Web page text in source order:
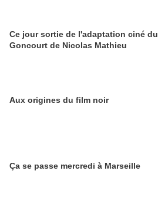
Ce jour sortie de l'adaptation ciné du
Goncourt de Nicolas Mathieu
Aux origines du film noir
Ça se passe mercredi à Marseille